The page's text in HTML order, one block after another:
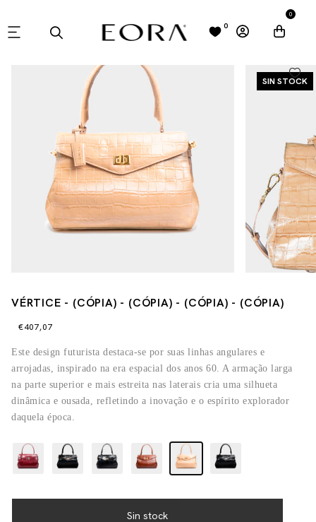
0
0
SIN STOCK
VÉRTICE - (CÓPIA) - (CÓPIA) - (CÓPIA) - (CÓPIA)
€407,07
Este design futurista destaca-se por suas linhas angulares e
arrojadas, inspirado na era espacial dos anos 60. A armação larga
na parte superior e mais estreita nas laterais cria uma silhueta
dinâmica e ousada, refletindo a inovação e o espírito explorador
daquela época.